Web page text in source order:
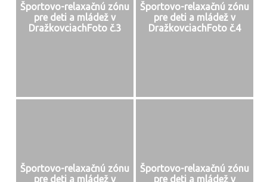
Športovo-relaxačnú zónu
pre deti a mládež v
DražkovciachFoto č.3
Športovo-relaxačnú zónu
pre deti a mládež v
DražkovciachFoto č.4
Športovo-relaxačnú zónu
pre deti a mládež v
Športovo-relaxačnú zónu
pre deti a mládež v